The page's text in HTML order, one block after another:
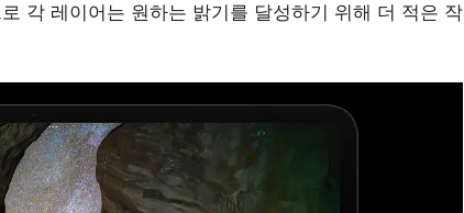
각 레이어는 원하는 밝기를 달성하기 위해 더 적은 작